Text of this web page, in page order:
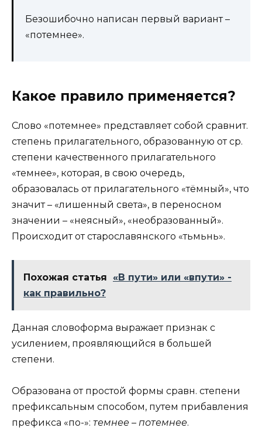
Безошибочно написан первый вариант –
«потемнее».
Какое правило применяется?
Слово «потемнее» представляет собой сравнит.
степень прилагательного, образованную от ср.
степени качественного прилагательного
«темнее», которая, в свою очередь,
образовалась от прилагательного «тёмный», что
значит – «лишенный света», в переносном
значении – «неясный», «необразованный».
Происходит от старославянского «тьмьнь».
Похожая статья
«В пути» или «впути» -
как правильно?
Данная словоформа выражает признак с
усилением, проявляющийся в большей
степени.
Образована от простой формы сравн. степени
префиксальным способом, путем прибавления
префикса «по-»: темнее – потемнее.